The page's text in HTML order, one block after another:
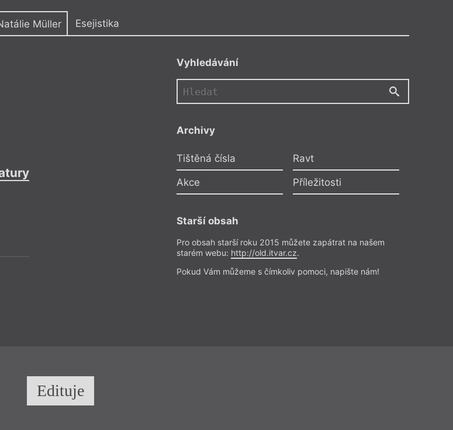
Müller Esejistika
NM
Natálie Müller
Západočeské lázeňství v obraze literatury
Přečíst
Esejistika– Esej
Vyhledávání
Archivy
Tištěná čísla Ravt
Akce Příležitosti
Starší obsah
Pro obsah starší roku 2015 můžete zapátrat na našem
starém webu: http://old.itvar.cz.
Pokud Vám můžeme s čímkoliv pomoci, napište nám!
Edituje